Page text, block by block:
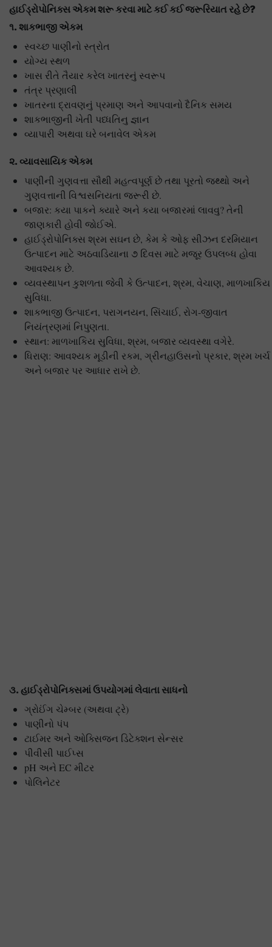
હાઈડ્રોપોનિક્સ એકમ શરૂ કરવા માટે કઈ કઈ જરૂરિયાત રહે છે?
૧. શાકભાજી એકમ
સ્વચ્છ પાણીનો સ્ત્રોત
યોગ્ય સ્થળ
ખાસ રીતે તૈયાર કરેલ ખાતરનું સ્વરૂપ
તંત્ર પ્રણાલી
ખાતરના દ્રાવણનું પ્રમાણ અને આપવાનો દૈનિક સમય
શાકભાજીની ખેતી પધ્ધતિનુ જ્ઞાન
વ્યાપારી અથવા ઘરે બનાવેલ એકમ
૨. વ્યાવસાયિક એકમ
પાણીની ગુણવત્તા સૌથી મહત્વપૂર્ણ છે તથા પૂરતો જથ્થો અને
ગુણવત્તાની વિશ્વસનિયતા જરૂરી છે.
બજાર: કયા પાકને ક્યારે અને કયા બજારમાં લાવવુ? તેની
જાણકારી હોવી જોઈએ.
હાઈડ્રોપોનિક્સ શ્રમ સઘન છે, કેમ કે ઓફ સીઝન દરમિયાન
ઉત્પાદન માટે અઠવાડિયાના ૭ દિવસ માટે મજૂર ઉપલબ્ધ હોવા
આવશ્યક છે.
વ્યવસ્થાપન કુશળતા જેવી કે ઉત્પાદન, શ્રમ, વેચાણ, માળખાકિય
સુવિધા.
શાકભાજી ઉત્પાદન, પરાગનયન, સિંચાઈ, રોગ-જીવાત
નિયંત્રણમાં નિપુણતા.
સ્થાન: માળખાકિય સુવિધા, શ્રમ, બજાર વ્યવસ્થા વગેરે.
ધિરાણ: આવશ્યક મૂડીની રકમ, ગ્રીનહાઉસનો પ્રકાર, શ્રમ ખર્ચ
અને બજાર પર આધાર રાખે છે.
૩. હાઈડ્રોપોનિક્સમાં ઉપયોગમાં લેવાતા સાધનો
ગ્રોઈંગ ચેમ્બર (અથવા ટ્રે)
પાણીનો પંપ
ટાઈમર અને ઓક્સિજન ડિટેક્શન સેન્સર
પીવીસી પાઈપ્સ
pH અને EC મીટર
પોલિનેટર